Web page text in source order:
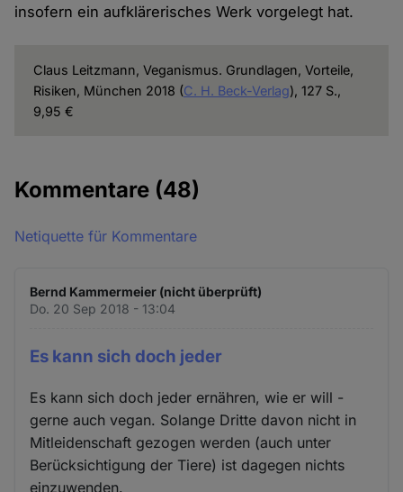
insofern ein aufklärerisches Werk vorgelegt hat.
Claus Leitzmann, Veganismus. Grundlagen, Vorteile,
Risiken, München 2018 (C. H. Beck-Verlag), 127 S.,
9,95 €
Kommentare (48)
Netiquette für Kommentare
Bernd Kammermeier (nicht überprüft)
Do. 20 Sep 2018 - 13:04
Es kann sich doch jeder
Es kann sich doch jeder ernähren, wie er will -
gerne auch vegan. Solange Dritte davon nicht in
Mitleidenschaft gezogen werden (auch unter
Berücksichtigung der Tiere) ist dagegen nichts
einzuwenden.